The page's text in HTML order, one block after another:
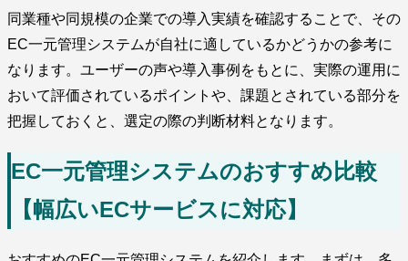
同業種や同規模の企業での導入実績を確認することで、その
EC一元管理システムが自社に適しているかどうかの参考に
なります。ユーザーの声や導入事例をもとに、実際の運用に
おいて評価されているポイントや、課題とされている部分を
把握しておくと、選定の際の判断材料となります。
EC一元管理システムのおすすめ比較
【幅広いECサービスに対応】